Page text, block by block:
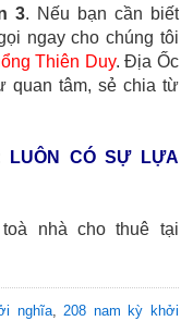
3. Nếu bạn cần biết
ngay cho chúng tôi
Thiên Duy. Địa Ốc
quan tâm, sẻ chia từ
LUÔN CÓ SỰ LỰA
nhà cho thuê tại
nghĩa, 208 nam kỳ khởi